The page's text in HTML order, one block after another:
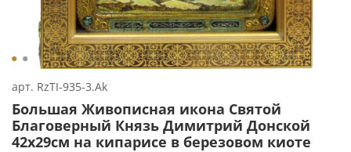
арт. RzTI-935-3.Ak
Большая Живописная икона Святой
Благоверный Князь Димитрий Донской
42х29см на кипарисе в березовом киоте